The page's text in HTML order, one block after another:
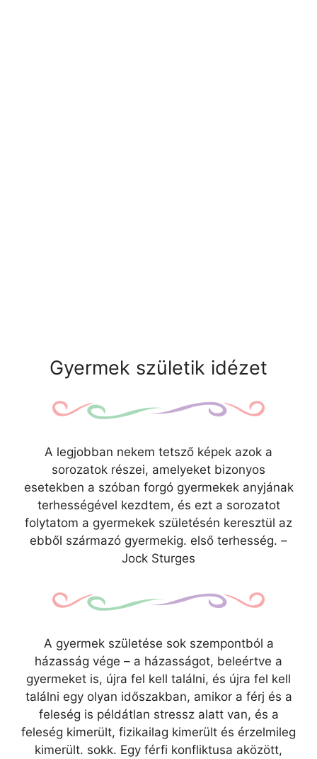
Gyermek születik idézet
A legjobban nekem tetsző képek azok a
sorozatok részei, amelyeket bizonyos
esetekben a szóban forgó gyermekek anyjának
terhességével kezdtem, és ezt a sorozatot
folytatom a gyermekek születésén keresztül az
ebből származó gyermekig. első terhesség. –
Jock Sturges
A gyermek születése sok szempontból a
házasság vége – a házasságot, beleértve a
gyermeket is, újra fel kell találni, és újra fel kell
találni egy olyan időszakban, amikor a férj és a
feleség is példátlan stressz alatt van, és a
feleség kimerült, fizikailag kimerült és érzelmileg
kimerült. sokk. Egy férfi konfliktusa aközött,